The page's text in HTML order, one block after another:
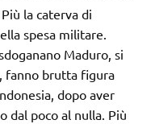
la caterva di
spesa militare.
Maduro, si
fanno brutta figura
dopo aver
dal poco al nulla. Più